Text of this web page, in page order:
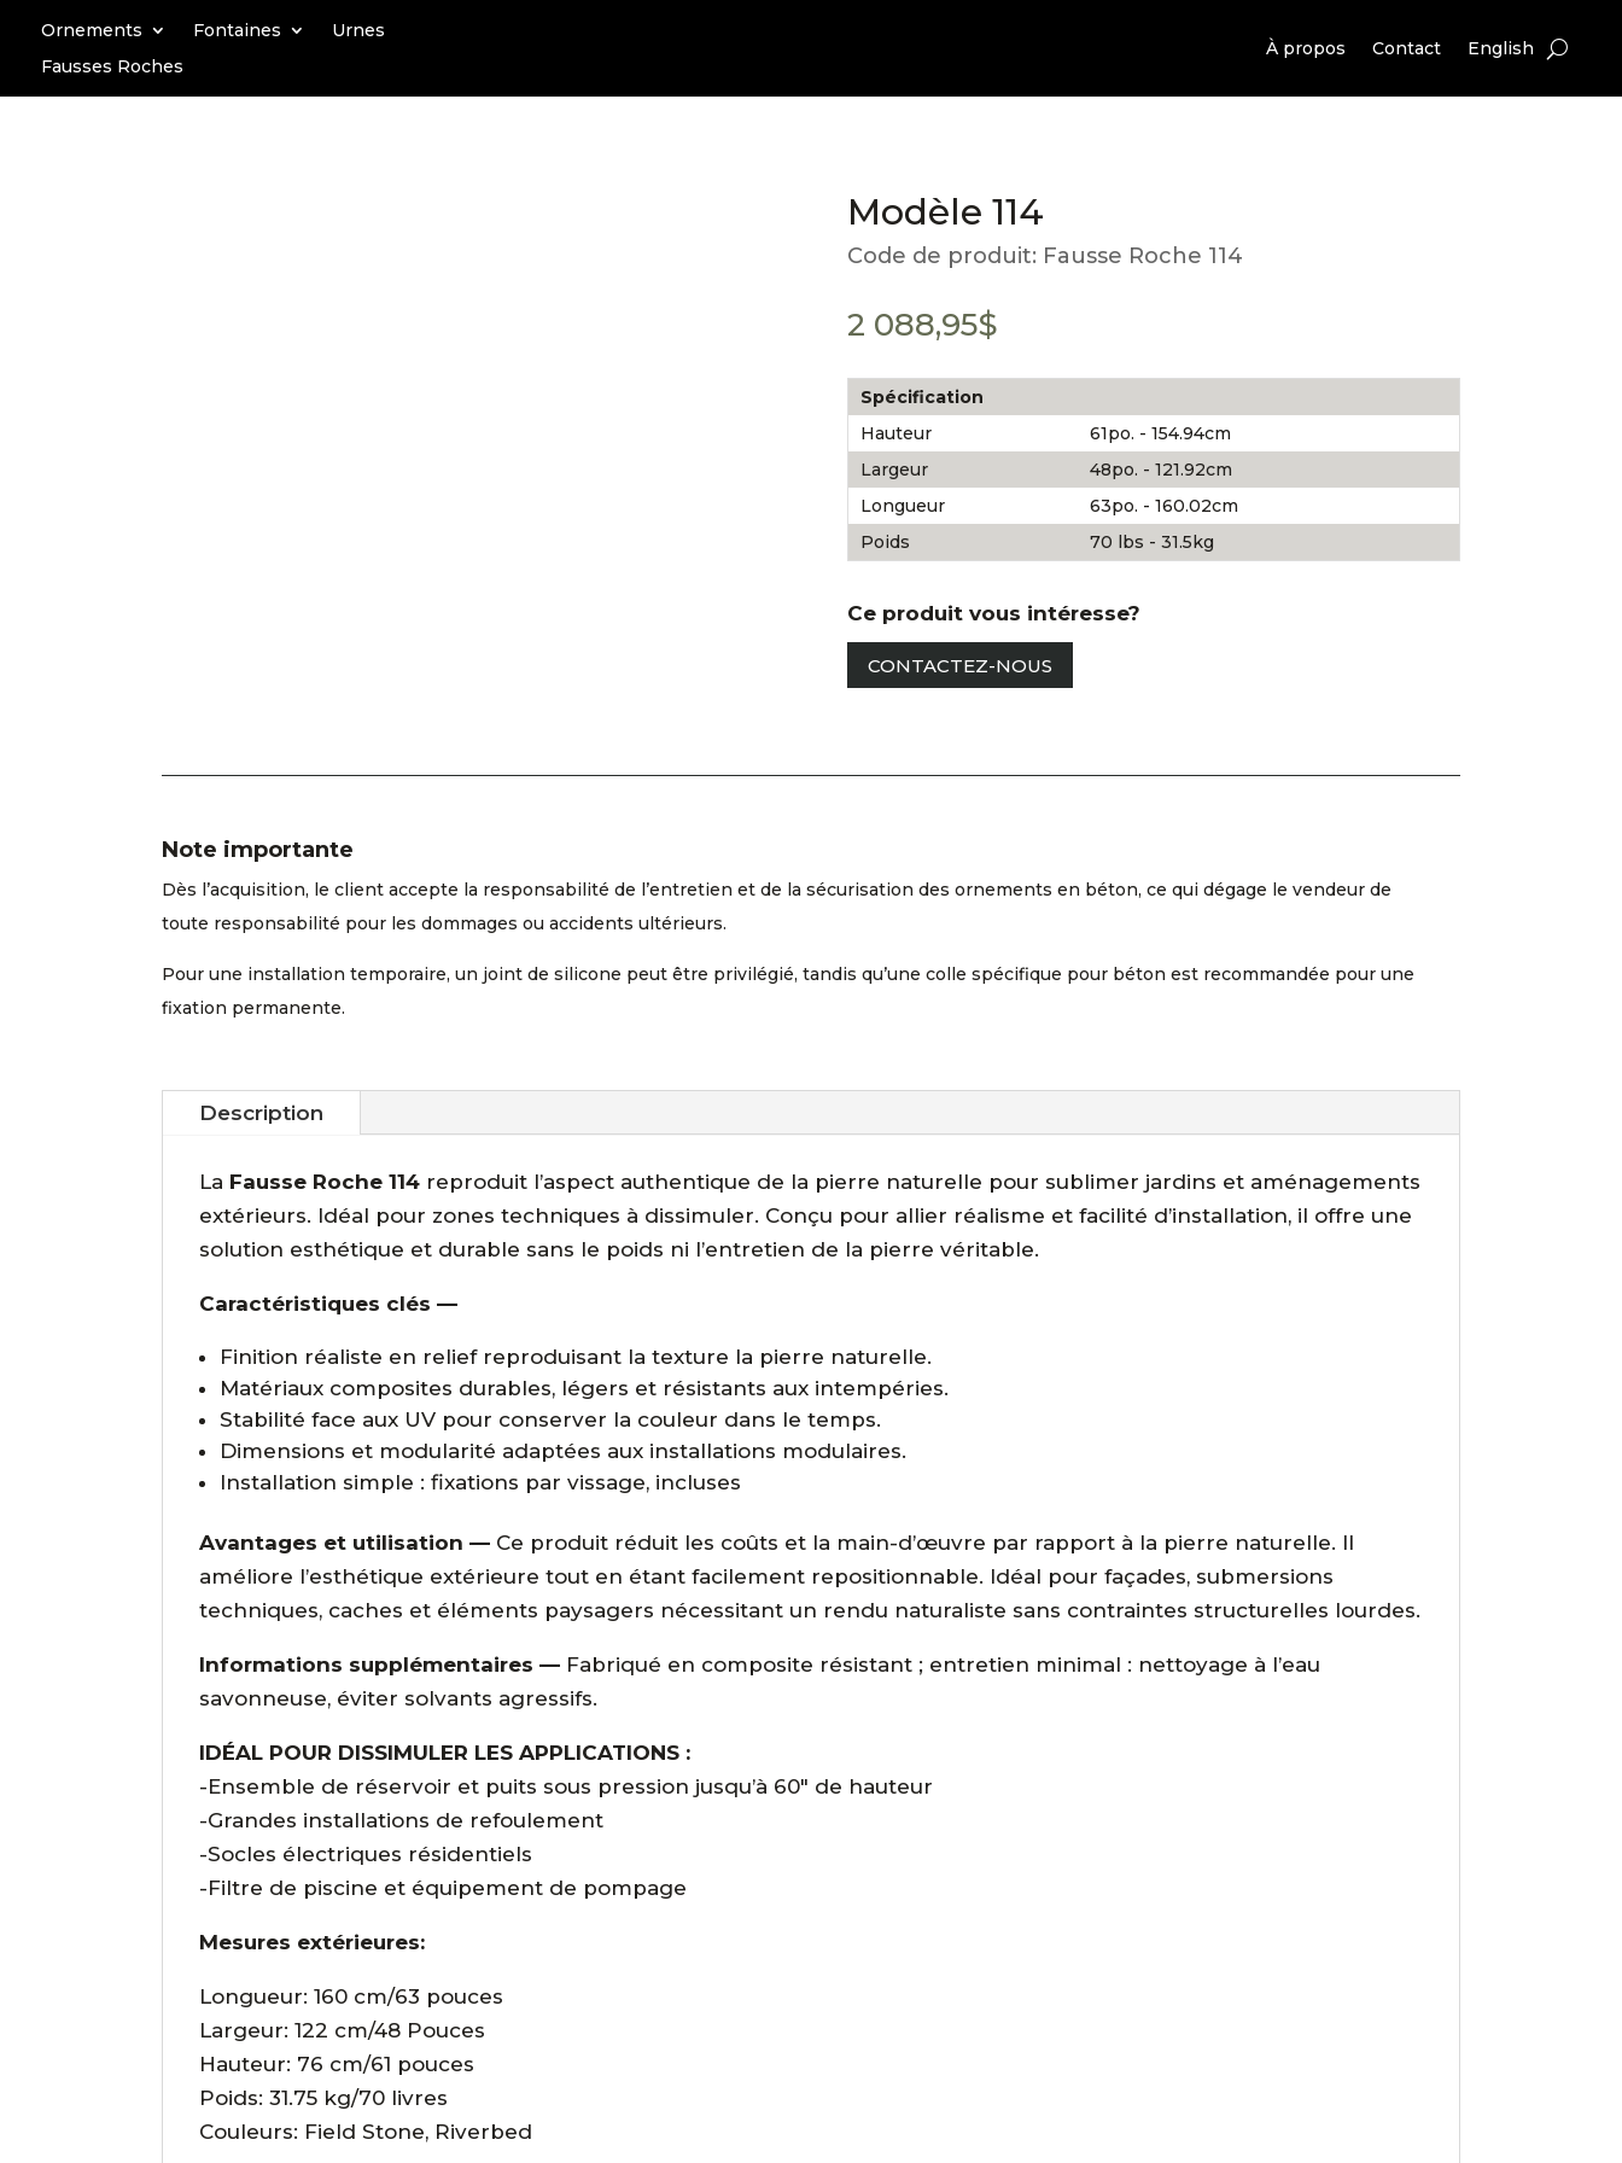
Ornements Fontaines
Urnes
Fausses Roches
À propos Contact English
Modèle 114
Code de produit: Fausse Roche 114
2 088,95$
Spécification
Hauteur
61po. - 154.94cm
Largeur
48po. - 121.92cm
Longueur
63po. - 160.02cm
Poids
70 lbs - 31.5kg
Ce produit vous intéresse?
CONTACTEZ-NOUS
Note importante
Dès l’acquisition, le client accepte la responsabilité de l’entretien et de la sécurisation des ornements en béton, ce qui dégage le vendeur de
toute responsabilité pour les dommages ou accidents ultérieurs.
Pour une installation temporaire, un joint de silicone peut être privilégié, tandis qu’une colle spécifique pour béton est recommandée pour une
fixation permanente.
Description
La Fausse Roche 114 reproduit l’aspect authentique de la pierre naturelle pour sublimer jardins et aménagements
extérieurs. Idéal pour zones techniques à dissimuler. Conçu pour allier réalisme et facilité d’installation, il offre une
solution esthétique et durable sans le poids ni l’entretien de la pierre véritable.
Caractéristiques clés —
Finition réaliste en relief reproduisant la texture la pierre naturelle.
Matériaux composites durables, légers et résistants aux intempéries.
Stabilité face aux UV pour conserver la couleur dans le temps.
Dimensions et modularité adaptées aux installations modulaires.
Installation simple : fixations par vissage, incluses
Avantages et utilisation — Ce produit réduit les coûts et la main-d’œuvre par rapport à la pierre naturelle. Il
améliore l’esthétique extérieure tout en étant facilement repositionnable. Idéal pour façades, submersions
techniques, caches et éléments paysagers nécessitant un rendu naturaliste sans contraintes structurelles lourdes.
Informations supplémentaires — Fabriqué en composite résistant ; entretien minimal : nettoyage à l’eau
savonneuse, éviter solvants agressifs.
IDÉAL POUR DISSIMULER LES APPLICATIONS :
-Ensemble de réservoir et puits sous pression jusqu’à 60″ de hauteur
-Grandes installations de refoulement
-Socles électriques résidentiels
-Filtre de piscine et équipement de pompage
Mesures extérieures:
Longueur: 160 cm/63 pouces
Largeur: 122 cm/48 Pouces
Hauteur: 76 cm/61 pouces
Poids: 31.75 kg/70 livres
Couleurs: Field Stone, Riverbed